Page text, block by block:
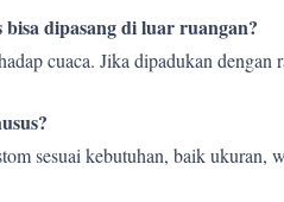
dipasang di luar ruangan?
cuaca. Jika dipadukan
sesuai kebutuhan, baik ukuran,